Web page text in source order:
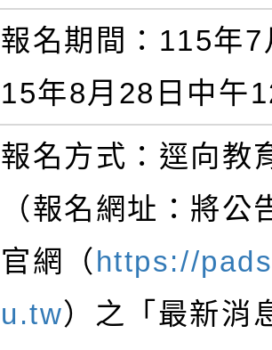
報名期間：115年
15年8月28日中午
報名方式：逕向教
（報名網址：將公
官網（ https://
u.tw）之「最新消